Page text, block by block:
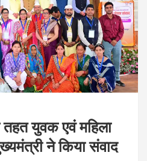
युवक एवं महिला
ने किया संवाद